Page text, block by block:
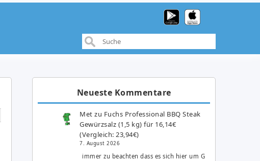
Neueste Kommentare
Met zu Fuchs Professional BBQ Steak
Gewürzsalz (1,5 kg) für 16,14€
(Vergleich: 23,94€)
7. August 2026
immer zu beachten dass es sich hier um G